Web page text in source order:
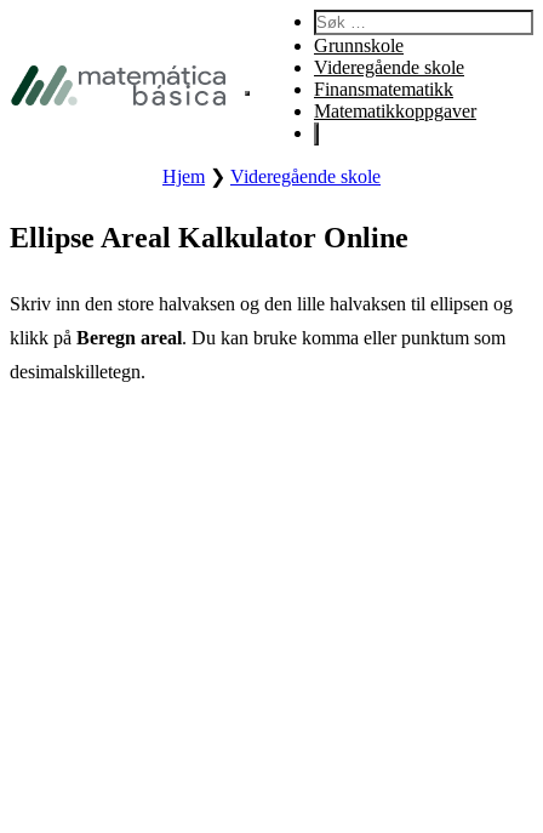
Gå til bunntekst
Åpne nettstedets primære meny.
Søk etter:
Grunnskole
Videregående skole
Finansmatematikk
Matematikkoppgaver
Hjem ❯ Videregående skole
Ellipse Areal Kalkulator Online
Skriv inn den store halvaksen og den lille halvaksen til ellipsen og
klikk på Beregn areal. Du kan bruke komma eller punktum som
desimalskilletegn.